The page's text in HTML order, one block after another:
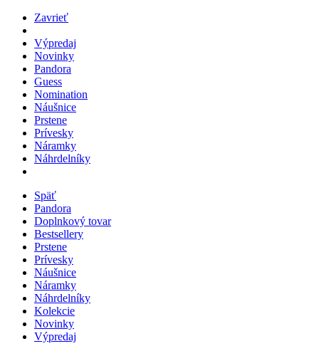
Zavrieť
Výpredaj
Novinky
Pandora
Guess
Nomination
Náušnice
Prstene
Prívesky
Náramky
Náhrdelníky
Späť
Pandora
Doplnkový tovar
Bestsellery
Prstene
Prívesky
Náušnice
Náramky
Náhrdelníky
Kolekcie
Novinky
Výpredaj